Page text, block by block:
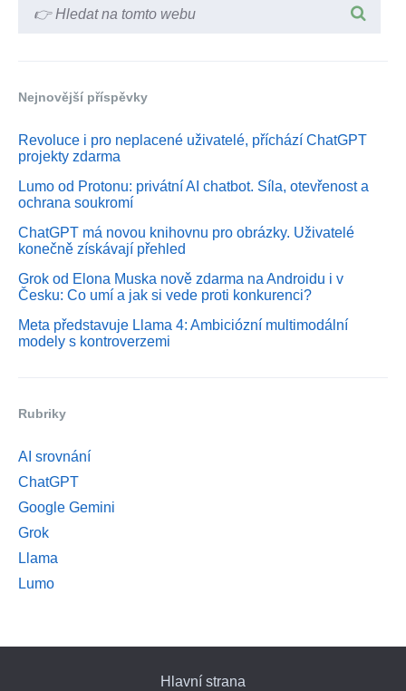
Nejnovější příspěvky
Revoluce i pro neplacené uživatelé, příchází ChatGPT
projekty zdarma
Lumo od Protonu: privátní AI chatbot. Síla, otevřenost a
ochrana soukromí
ChatGPT má novou knihovnu pro obrázky. Uživatelé
konečně získávají přehled
Grok od Elona Muska nově zdarma na Androidu i v
Česku: Co umí a jak si vede proti konkurenci?
Meta představuje Llama 4: Ambiciózní multimodální
modely s kontroverzemi
Rubriky
AI srovnání
ChatGPT
Google Gemini
Grok
Llama
Lumo
Hlavní strana